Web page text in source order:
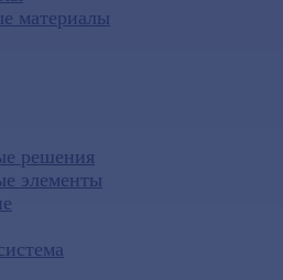
материалы
решения
элементы